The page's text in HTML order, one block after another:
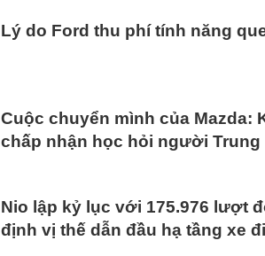
Lý do Ford thu phí tính năng
Cuộc chuyển mình của Mazda:
chấp nhận học hỏi người Trung
Nio lập kỷ lục với 175.976 lượt
định vị thế dẫn đầu hạ tầng xe